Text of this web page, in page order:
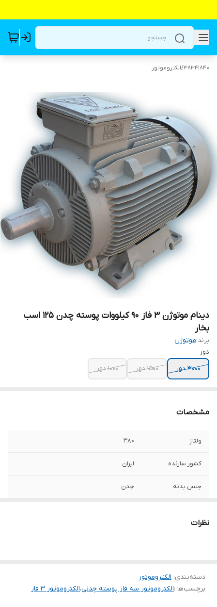
38341840
/الکتروموتور
دینام موتوژن 3 فاز 90 کیلووات پوسته چدن 125 اسب
بخار
برند:موتوژن
دور
۳۰۰۰ دور
۱۵۰۰ دور ۱۰۰۰ دور
مشخصات
ولتاژ ۳۸۰
کشور سازنده ایران
جنس بدنه چدن
نظرات
دسته‌بندی: الکتروموتور
برچسب‌ها :الکتروموتور سه فاز پوسته چدنی،الکتروموتور 3 فاز